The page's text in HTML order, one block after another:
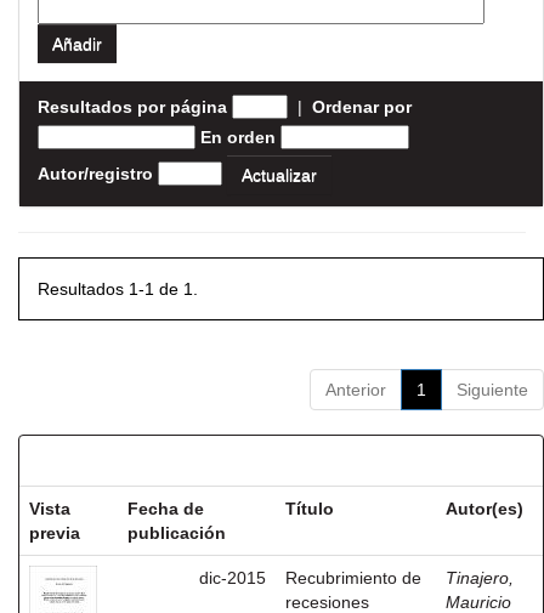
Resultados por página | Ordenar por
En orden
Autor/registro
Resultados 1-1 de 1.
Anterior 1 Siguiente
Vista
previa
Fecha de
publicación
Título Autor(es)
dic-2015
Recubrimiento de
recesiones
Tinajero,
Mauricio